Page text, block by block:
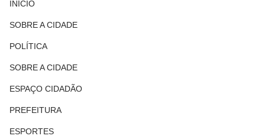
INÍCIO
SOBRE A CIDADE
POLÍTICA
SOBRE A CIDADE
ESPAÇO CIDADÃO
PREFEITURA
ESPORTES